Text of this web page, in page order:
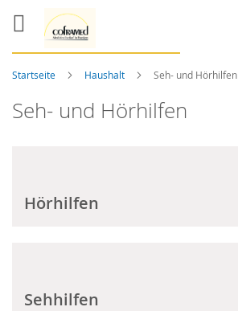
Startseite Haushalt Seh- und Hörhilfen
Seh- und Hörhilfen
Hörhilfen
Sehhilfen